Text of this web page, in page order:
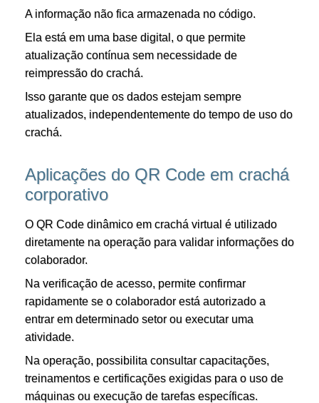
A informação não fica armazenada no código.
Ela está em uma base digital, o que permite
atualização contínua sem necessidade de
reimpressão do crachá.
Isso garante que os dados estejam sempre
atualizados, independentemente do tempo de uso do
crachá.
Aplicações do QR Code em crachá
corporativo
O QR Code dinâmico em crachá virtual é utilizado
diretamente na operação para validar informações do
colaborador.
Na verificação de acesso, permite confirmar
rapidamente se o colaborador está autorizado a
entrar em determinado setor ou executar uma
atividade.
Na operação, possibilita consultar capacitações,
treinamentos e certificações exigidas para o uso de
máquinas ou execução de tarefas específicas.